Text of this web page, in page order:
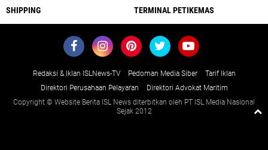
SHIPPING
TERMINAL PETIKEMAS
Redaksi & Iklan ISLNews-TV Pedoman Media Siber
Tarif Iklan
Direktori Perusahaan Pelayaran
Direktori Advokat Maritim
Copyright © Website Berita ISL News diterbitkan oleh PT ISL Media Nasional
Sejak 2012